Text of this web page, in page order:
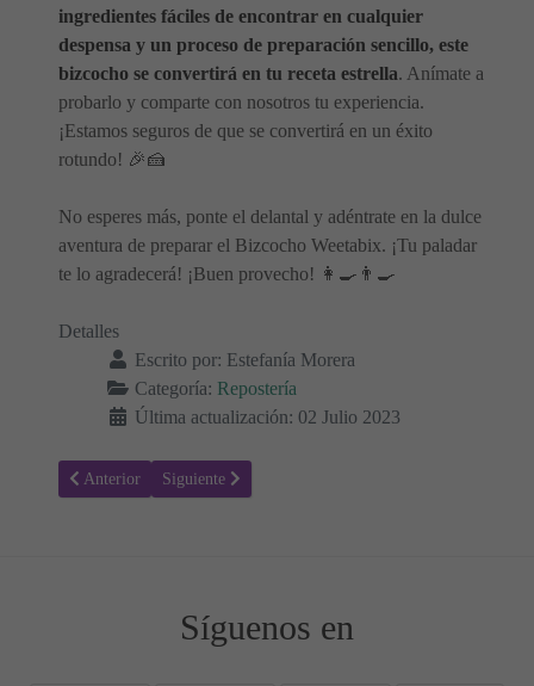
ingredientes fáciles de encontrar en cualquier
despensa y un proceso de preparación sencillo, este
bizcocho se convertirá en tu receta estrella. Anímate a
probarlo y comparte con nosotros tu experiencia.
¡Estamos seguros de que se convertirá en un éxito
rotundo! 🎉🍰
No esperes más, ponte el delantal y adéntrate en la dulce
aventura de preparar el Bizcocho Weetabix. ¡Tu paladar
te lo agradecerá! ¡Buen provecho! 👩‍🍳👨‍🍳
Detalles
Escrito por: Estefanía Morera
Categoría: Repostería
Última actualización: 02 Julio 2023
Artículo anterior: Receta para hacer Galletas de Almendras - Postres
Anterior Artículo siguiente: Receta para hacer Brownies con
Siguiente
Síguenos en